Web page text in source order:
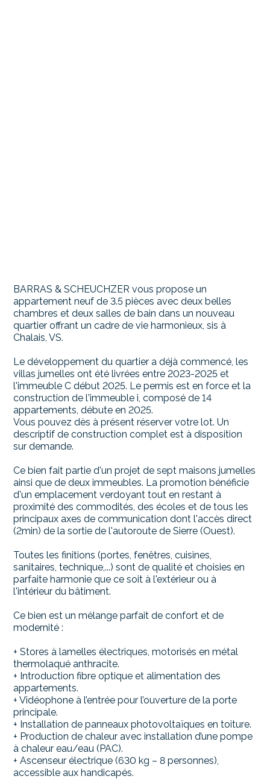
BARRAS & SCHEUCHZER vous propose un
appartement neuf de 3.5 pièces avec deux belles
chambres et deux salles de bain dans un nouveau
quartier offrant un cadre de vie harmonieux, sis à
Chalais, VS.
Le développement du quartier a déjà commencé, les
villas jumelles ont été livrées entre 2023-2025 et
l'immeuble C début 2025. Le permis est en force et la
construction de l'immeuble i, composé de 14
appartements, débute en 2025.
Vous pouvez dès à présent réserver votre lot. Un
descriptif de construction complet est à disposition
sur demande.
Ce bien fait partie d'un projet de sept maisons jumelles
ainsi que de deux immeubles. La promotion bénéficie
d'un emplacement verdoyant tout en restant à
proximité des commodités, des écoles et de tous les
principaux axes de communication dont l'accès direct
(2min) de la sortie de l'autoroute de Sierre (Ouest).
Toutes les finitions (portes, fenêtres, cuisines,
sanitaires, technique,...) sont de qualité et choisies en
parfaite harmonie que ce soit à l'extérieur ou à
l'intérieur du bâtiment.
Ce bien est un mélange parfait de confort et de
modernité :
+ Stores à lamelles électriques, motorisés en métal
thermolaqué anthracite.
+ Introduction fibre optique et alimentation des
appartements.
+ Vidéophone à l’entrée pour l’ouverture de la porte
principale.
+ Installation de panneaux photovoltaïques en toiture.
+ Production de chaleur avec installation d’une pompe
à chaleur eau/eau (PAC).
+ Ascenseur électrique (630 kg – 8 personnes),
accessible aux handicapés.